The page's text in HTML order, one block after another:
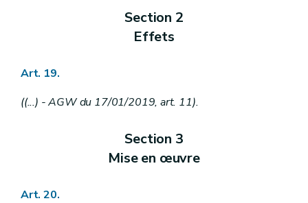
Section 2
Effets
Art. 19.
((...) - AGW du 17/01/2019, art. 11).
Section 3
Mise en œuvre
Art. 20.